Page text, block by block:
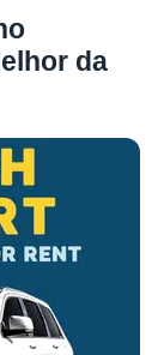
da